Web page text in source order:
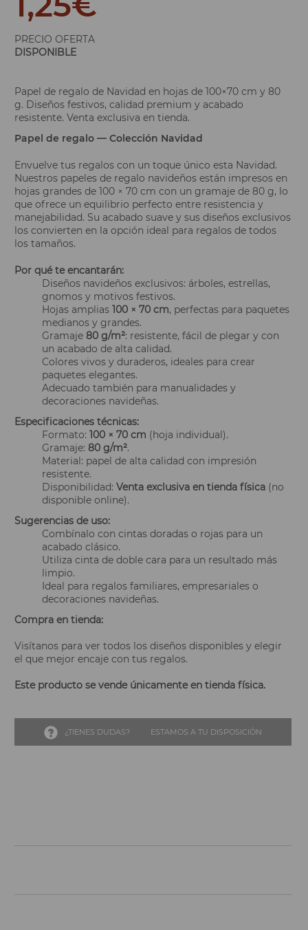
PRECIO OFERTA
DISPONIBLE
Papel de regalo de Navidad en hojas de 100×70 cm y 80
g. Diseños festivos, calidad premium y acabado
resistente. Venta exclusiva en tienda.
Papel de regalo — Colección Navidad
Envuelve tus regalos con un toque único esta Navidad.
Nuestros papeles de regalo navideños están impresos en
hojas grandes de 100 × 70 cm con un gramaje de 80 g, lo
que ofrece un equilibrio perfecto entre resistencia y
manejabilidad. Su acabado suave y sus diseños exclusivos
los convierten en la opción ideal para regalos de todos
los tamaños.
Por qué te encantarán:
Diseños navideños exclusivos: árboles, estrellas,
gnomos y motivos festivos.
Hojas amplias 100 × 70 cm, perfectas para paquetes
medianos y grandes.
Gramaje 80 g/m²: resistente, fácil de plegar y con
un acabado de alta calidad.
Colores vivos y duraderos, ideales para crear
paquetes elegantes.
Adecuado también para manualidades y
decoraciones navideñas.
Especificaciones técnicas:
Formato: 100 × 70 cm (hoja individual).
Gramaje: 80 g/m².
Material: papel de alta calidad con impresión
resistente.
Disponibilidad: Venta exclusiva en tienda física (no
disponible online).
Sugerencias de uso:
Combínalo con cintas doradas o rojas para un
acabado clásico.
Utiliza cinta de doble cara para un resultado más
limpio.
Ideal para regalos familiares, empresariales o
decoraciones navideñas.
Compra en tienda:
Visítanos para ver todos los diseños disponibles y elegir
el que mejor encaje con tus regalos.
Este producto se vende únicamente en tienda física.
¿TIENES DUDAS? ESTAMOS A TU DISPOSICIÓN